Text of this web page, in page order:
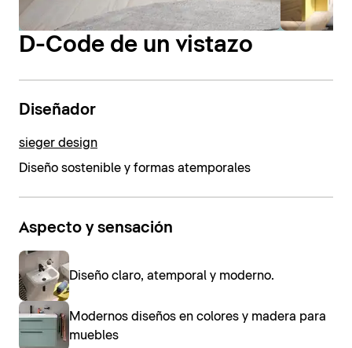
D-Code de un vistazo
Diseñador
sieger design
Diseño sostenible y formas atemporales
Aspecto y sensación
Diseño claro, atemporal y moderno.
Modernos diseños en colores y madera para
muebles